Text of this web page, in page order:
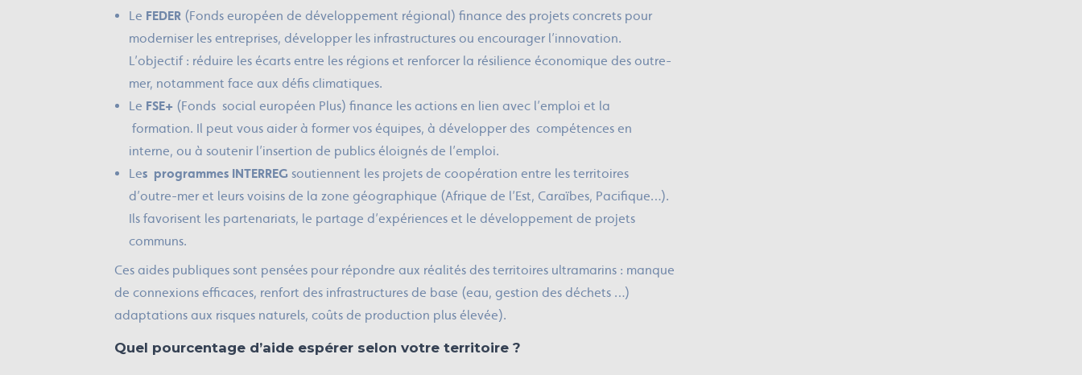
Le FEDER (Fonds européen de développement régional) finance des projets concrets pour
moderniser les entreprises, développer les infrastructures ou encourager l’innovation.
L’objectif : réduire les écarts entre les régions et renforcer la résilience économique des outre-
mer, notamment face aux défis climatiques.
Le FSE+ (Fonds social européen Plus) finance les actions en lien avec l’emploi et la
formation. Il peut vous aider à former vos équipes, à développer des compétences en
interne, ou à soutenir l’insertion de publics éloignés de l’emploi.
Les programmes INTERREG soutiennent les projets de coopération entre les territoires
d’outre-mer et leurs voisins de la zone géographique (Afrique de l’Est, Caraïbes, Pacifique…).
Ils favorisent les partenariats, le partage d’expériences et le développement de projets
communs.
Ces aides publiques sont pensées pour répondre aux réalités des territoires ultramarins : manque
de connexions efficaces, renfort des infrastructures de base (eau, gestion des déchets …)
adaptations aux risques naturels, coûts de production plus élevée).
Quel pourcentage d’aide espérer selon votre territoire ?